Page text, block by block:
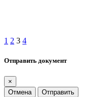
1 2 3 4
Отправить документ
×
Отмена
Отправить